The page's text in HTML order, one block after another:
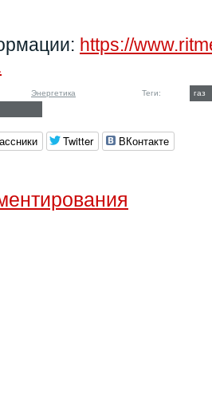
https://
Энергетика Теги:
газ
Twitter ВКонтакте